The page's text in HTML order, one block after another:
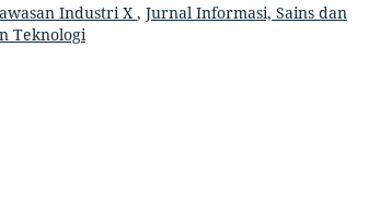
Industri X , Jurnal Informasi, Sains dan
Teknologi